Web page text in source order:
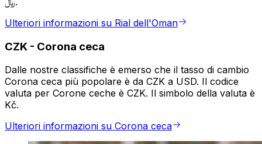
Ulteriori informazioni su Rial dell'Oman
CZK - Corona ceca
Dalle nostre classifiche è emerso che il tasso di cambio
Corona ceca più popolare è da CZK a USD. Il codice
valuta per Corone ceche è CZK. Il simbolo della valuta è
Kč.
Ulteriori informazioni su Corona ceca